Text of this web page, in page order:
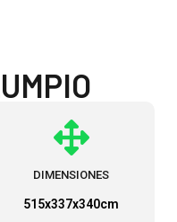
DIMENSIONES
515x337x340cm